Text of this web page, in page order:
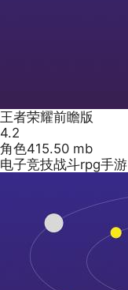
王者荣耀前瞻版
4.2
角色415.50 mb
电子竞技战斗rpg手游